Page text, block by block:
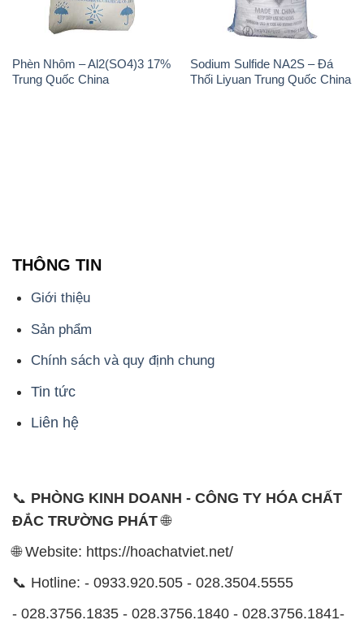
Phèn Nhôm – Al2(SO4)3 17%
Trung Quốc China
Sodium Sulfide NA2S – Đá
Thối Liyuan Trung Quốc China
THÔNG TIN
Giới thiệu
Sản phẩm
Chính sách và quy định chung
Tin tức
Liên hệ
📞 PHÒNG KINH DOANH - CÔNG TY HÓA CHẤT
ĐẮC TRƯỜNG PHÁT🌐
🌐 Website: https://hoachatviet.net/
📞 Hotline: - 0933.920.505 - 028.3504.5555
- 028.3756.1835 - 028.3756.1840 - 028.3756.1841-